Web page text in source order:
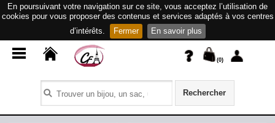
En poursuivant votre navigation sur ce site, vous acceptez l’utilisation de
cookies pour vous proposer des contenus et services adaptés à vos centres
d’intérêts.
Fermer En savoir plus
(0)
Rechercher